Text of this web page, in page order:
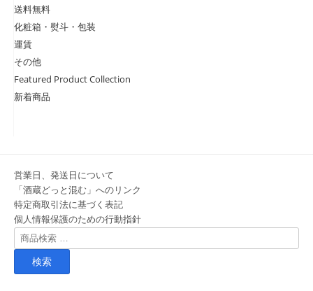
送料無料
化粧箱・熨斗・包装
運賃
その他
Featured Product Collection
新着商品
営業日、発送日について
「酒蔵どっと混む」へのリンク
特定商取引法に基づく表記
個人情報保護のための行動指針
検
索
象: